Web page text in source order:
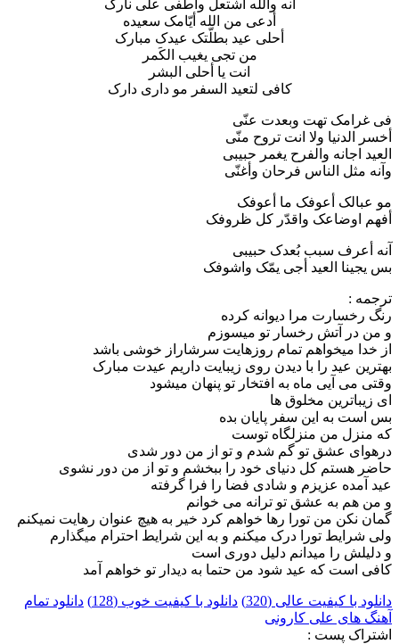
آنه والله أشتعل واطفى على نارک
أدعی من الله أیّامک سعیده
أحلى عید بطلّتک عیدک مبارک
من تجی یغیب الکَمر
انت یا أحلى البشر
کافی لتعید السفر مو داری دارک
فی غرامک تهت وبعدت عنّی
أخسر الدنیا ولا انت تروح منّی
العید اجانه والفرح یغمر حبیبی
وآنه مثل الناس فرحان وأغنّی
مو عبالک أعوفک ما أعوفک
أفهم اوضاعک واقدّر کل ظروفک
آنه أعرف سبب بُعدک حبیبی
بس یجینا العید أجی یمّک واشوفک
ترجمه :
رنگ رخسارت مرا دیوانه کرده
و من در آتش رخسار تو میسوزم
از خدا میخواهم تمام روزهایت سرشاراز خوشی باشد
بهترین عید را با دیدن روی زیبایت داریم عیدت مبارک
وقتی می آیی ماه به افتخار تو پنهان میشود
ای زیباترین مخلوق ها
بس است به این سفر پایان بده
که منزل من منزلگاه توست
درهوای عشق تو گم شدم و تو از من دور شدی
حاضر هستم کل دنیای خود را ببخشم و تو از من دور نشوی
عید آمده عزیزم و شادی فضا را فرا گرفته
و من هم به عشق تو ترانه می خوانم
گمان نکن من تورا رها خواهم کرد خیر به هیچ عنوان رهایت نمیکنم
ولی شرایط تورا درک میکنم و به این شرایط احترام میگذارم
و دلیلش را میدانم دلیل دوری است
کافی است که عید شود من حتما به دیدار تو خواهم آمد
دانلود با کیفیت عالی (320) دانلود با کیفیت خوب (128)
دانلود تمام
آهنگ های علی کارونی
اشتراک پست :